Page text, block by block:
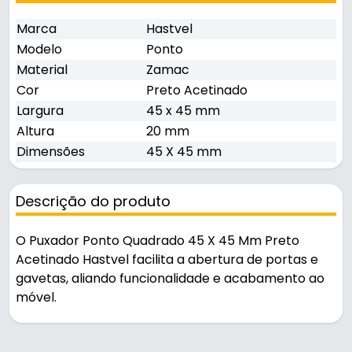
Marca
Hastvel
Modelo
Ponto
Material
Zamac
Cor
Preto Acetinado
Largura
45 x 45 mm
Altura
20 mm
Dimensões
45 X 45 mm
Descrição do produto
O Puxador Ponto Quadrado 45 X 45 Mm Preto
Acetinado Hastvel facilita a abertura de portas e
gavetas, aliando funcionalidade e acabamento ao
móvel.